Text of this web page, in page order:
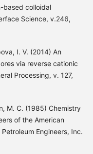
based colloidal
Science, v.246,
I. V. (2014) An
via reverse cationic
Processing, v. 127,
M. C. (1985) Chemistry
of the American
Engineers, Inc.